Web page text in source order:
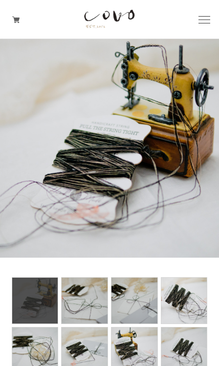
机周りの道具
TRAVELER'S notebook
covo design
その他の暮らしの道具
ガレージセール